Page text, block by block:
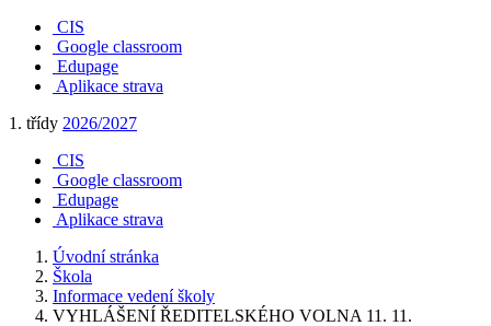
CIS
Google classroom
Edupage
Aplikace strava
1. třídy 2026/2027
CIS
Google classroom
Edupage
Aplikace strava
Úvodní stránka
Škola
Informace vedení školy
VYHLÁŠENÍ ŘEDITELSKÉHO VOLNA 11. 11.